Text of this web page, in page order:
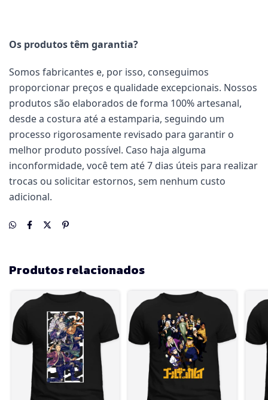
Os produtos têm garantia?
Somos fabricantes e, por isso, conseguimos
proporcionar preços e qualidade excepcionais. Nossos
produtos são elaborados de forma 100% artesanal,
desde a costura até a estamparia, seguindo um
processo rigorosamente revisado para garantir o
melhor produto possível. Caso haja alguma
inconformidade, você tem até 7 dias úteis para realizar
trocas ou solicitar estornos, sem nenhum custo
adicional.
Produtos relacionados